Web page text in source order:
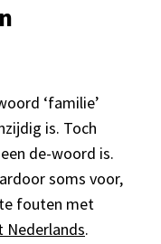
‘familie’
is. Toch
de-woord is.
soms voor,
fouten met
.